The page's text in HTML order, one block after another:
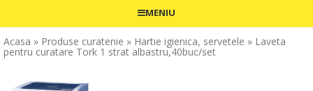
MENIU
Acasa » Produse curatenie » Hartie igienica, servetele » Laveta
pentru curatare Tork 1 strat albastru,40buc/set